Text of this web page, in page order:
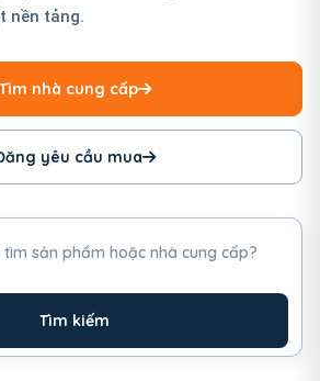
nền tảng.
Tìm nhà cung cấp
yêu cầu mua
Tìm kiếm